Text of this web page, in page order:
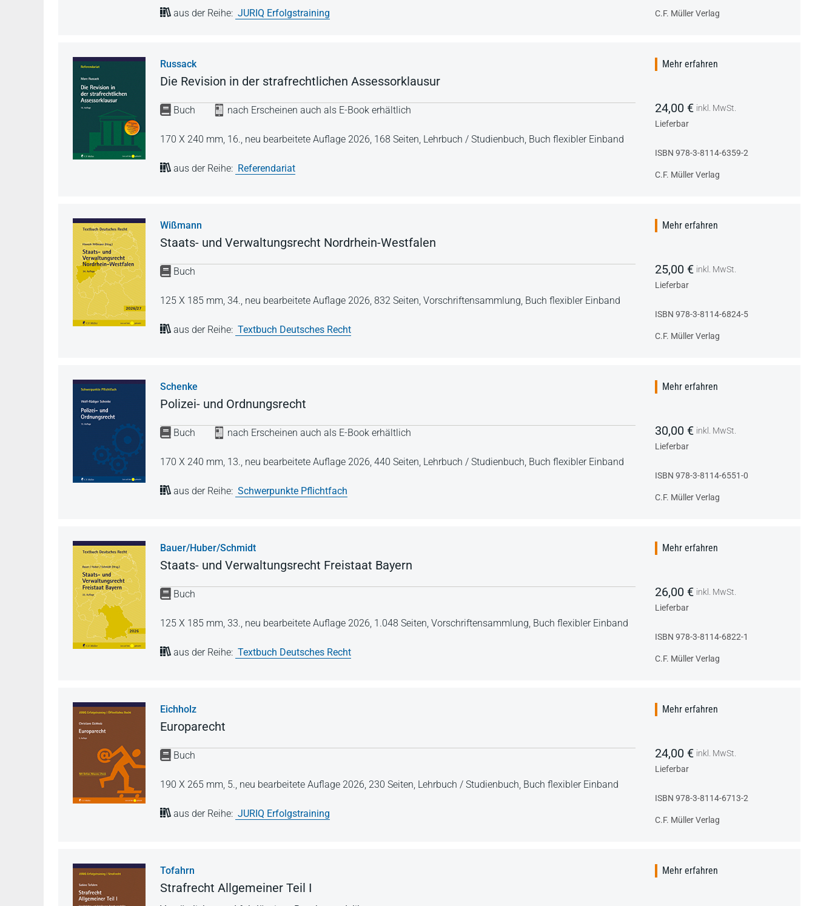
aus der Reihe: JURIQ Erfolgstraining C.F. Müller Verlag
Russack
Die Revision in der strafrechtlichen Assessorklausur
Buch nach Erscheinen auch als E-Book erhältlich
170 X 240 mm, 16., neu bearbeitete Auflage 2026, 168 Seiten, Lehrbuch / Studienbuch, Buch flexibler Einband
aus der Reihe: Referendariat
Mehr erfahren
24,00 € inkl. MwSt.
Lieferbar
ISBN 978-3-8114-6359-2
C.F. Müller Verlag
Wißmann
Staats- und Verwaltungsrecht Nordrhein-Westfalen
Buch
125 X 185 mm, 34., neu bearbeitete Auflage 2026, 832 Seiten, Vorschriftensammlung, Buch flexibler Einband
aus der Reihe: Textbuch Deutsches Recht
Mehr erfahren
25,00 € inkl. MwSt.
Lieferbar
ISBN 978-3-8114-6824-5
C.F. Müller Verlag
Schenke
Polizei- und Ordnungsrecht
Buch nach Erscheinen auch als E-Book erhältlich
170 X 240 mm, 13., neu bearbeitete Auflage 2026, 440 Seiten, Lehrbuch / Studienbuch, Buch flexibler Einband
aus der Reihe: Schwerpunkte Pflichtfach
Mehr erfahren
30,00 € inkl. MwSt.
Lieferbar
ISBN 978-3-8114-6551-0
C.F. Müller Verlag
Bauer/Huber/Schmidt
Staats- und Verwaltungsrecht Freistaat Bayern
Buch
125 X 185 mm, 33., neu bearbeitete Auflage 2026, 1.048 Seiten, Vorschriftensammlung, Buch flexibler Einband
aus der Reihe: Textbuch Deutsches Recht
Mehr erfahren
26,00 € inkl. MwSt.
Lieferbar
ISBN 978-3-8114-6822-1
C.F. Müller Verlag
Eichholz
Europarecht
Buch
190 X 265 mm, 5., neu bearbeitete Auflage 2026, 230 Seiten, Lehrbuch / Studienbuch, Buch flexibler Einband
aus der Reihe: JURIQ Erfolgstraining
Mehr erfahren
24,00 € inkl. MwSt.
Lieferbar
ISBN 978-3-8114-6713-2
C.F. Müller Verlag
Tofahrn
Strafrecht Allgemeiner Teil I
Mehr erfahren